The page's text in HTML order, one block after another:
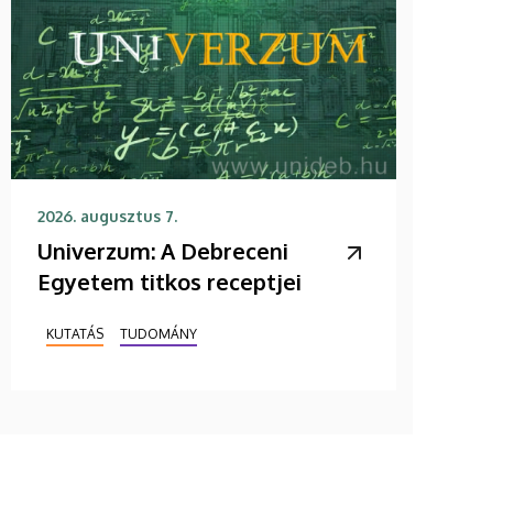
2026. augusztus 7.
Univerzum: A Debreceni
Egyetem titkos receptjei
KUTATÁS TUDOMÁNY